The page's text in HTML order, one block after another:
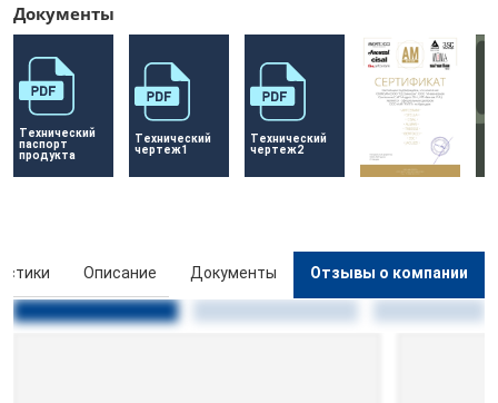
Документы
Технический
паспорт
продукта
Технический
чертеж1
Технический
чертеж2
Описание Документы Отзывы о компании